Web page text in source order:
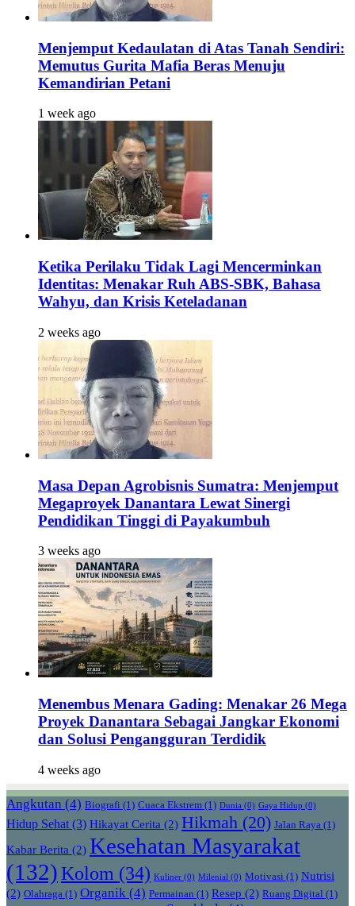
Menjemput Kedaulatan di Atas Tanah Sendiri:
Memutus Gurita Mafia Beras Menuju
Kemandirian Petani
1 week ago
Ketika Perilaku Tidak Lagi Mencerminkan
Identitas: Menakar Ruh ABS-SBK, Bahasa
Wahyu, dan Krisis Keteladanan
2 weeks ago
Masa Depan Agrobisnis Sumatra: Menjemput
Megaproyek Danantara Lewat Sinergi
Pendidikan Tinggi di Payakumbuh
3 weeks ago
Menembus Menara Gading: Menakar 26 Mega
Proyek Danantara Sebagai Jangkar Ekonomi
dan Solusi Pengangguran Terdidik
4 weeks ago
Angkutan (4) Biografi (1) Cuaca Ekstrem (1) Dunia (0) Gaya Hidup (0)
Hidup Sehat (3) Hikayat Cerita (2) Hikmah (20) Jalan Raya (1)
Kabar Berita (2) Kesehatan Masyarakat
(132)Kolom (34) Kuliner (0) Milenial (0) Motivasi (1) Nutrisi
(2) Olahraga (1) Organik (4) Permainan (1) Resep (2) Ruang Digital (1)